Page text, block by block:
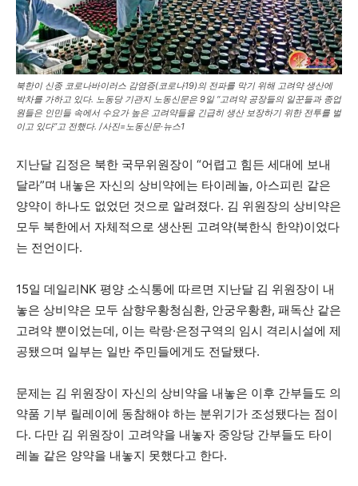
북한이 신종 코로나바이러스 감염증(코로나19)의 전파를 막기 위해 고려약 생산에
박차를 가하고 있다. 노동당 기관지 노동신문은 9일 “고려약 공장들의 일꾼들과 종업
원들은 인민들 속에서 수요가 높은 고려약들을 긴급히 생산 보장하기 위한 전투를 벌
이고 있다”고 전했다. /사진=노동신문·뉴스1
지난달 김정은 북한 국무위원장이 “어렵고 힘든 세대에 보내
달라”며 내놓은 자신의 상비약에는 타이레놀, 아스피린 같은
양약이 하나도 없었던 것으로 알려졌다. 김 위원장의 상비약은
모두 북한에서 자체적으로 생산된 고려약(북한식 한약)이었다
는 전언이다.
15일 데일리NK 평양 소식통에 따르면 지난달 김 위원장이 내
놓은 상비약은 모두 삼향우황청심환, 안궁우황환, 패독산 같은
고려약 뿐이었는데, 이는 락랑·은정구역의 임시 격리시설에 제
공됐으며 일부는 일반 주민들에게도 전달됐다.
문제는 김 위원장이 자신의 상비약을 내놓은 이후 간부들도 의
약품 기부 릴레이에 동참해야 하는 분위기가 조성됐다는 점이
다. 다만 김 위원장이 고려약을 내놓자 중앙당 간부들도 타이
레놀 같은 양약을 내놓지 못했다고 한다.